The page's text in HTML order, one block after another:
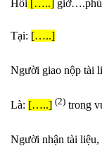
Hồi […..]
Tại: […..]
Người giao nộp tài
Là: […..] (2) trong
Người nhận tài liệu,